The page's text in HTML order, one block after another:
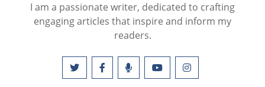
I am a passionate writer, dedicated to crafting
engaging articles that inspire and inform my
readers.